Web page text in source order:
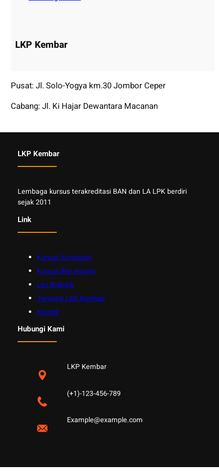
LKP Kembar
Pusat: Jl. Solo-Yogya km.30 Jombor Ceper
Cabang: Jl. Ki Hajar Dewantara Macanan
LKP Kembar
Lembaga kursus terakreditasi BAN dan LA LPK berdiri
sejak 2011
Link
Kursus Komputer
Kursus Bhs Inggris
Les Robotik
Tentang LKP Kembar
Kontak
Hubungi Kami
LKP Kembar
(+1)-123-456-789
Example@example.com